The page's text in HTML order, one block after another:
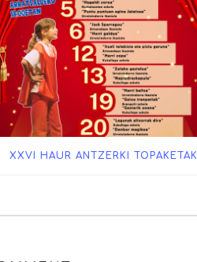
XXVI HAUR ANTZERKI TOPAKETAK